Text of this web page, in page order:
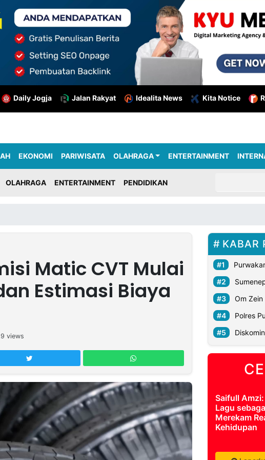
Daily Jogja Jalan Rakyat Idealita News Kita Notice
EKONOMI PARIWISATA OLAHRAGA ENTERTAINMENT
OLAHRAGA ENTERTAINMENT PENDIDIKAN
Matic CVT Mulai
Estimasi Biaya
views
KABAR
Om Zein
Polres
Saifull
Lagu
Merekam
Kehidupan